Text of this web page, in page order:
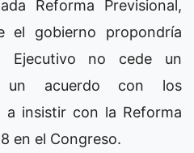
Reforma Previsional,
el gobierno propondría
Ejecutivo no cede un
acuerdo con los
a insistir con la Reforma
en el Congreso.